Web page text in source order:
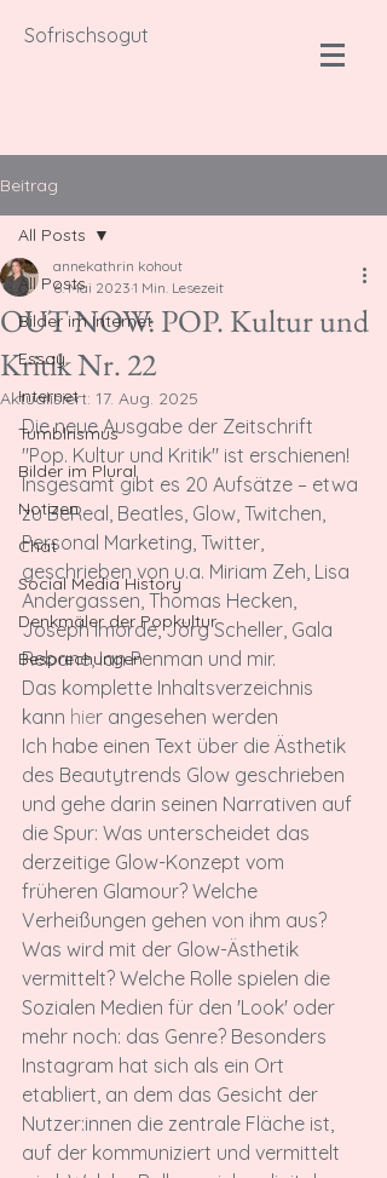
Sofrischsogut
Beitrag
All Posts
Bilder im Internet
Essay
Internet
Tumblrismus
Bilder im Plural
Notizen
Chat
Social Media History
Denkmäler der Popkultur
Besprechungen
All Posts
OUT NOW: POP. Kultur und
Kritik Nr. 22
annekathrin kohout
6. Mai 2023 1 Min. Lesezeit
Aktualisiert: 17. Aug. 2025
Die neue Ausgabe der Zeitschrift
"Pop. Kultur und Kritik" ist erschienen!
Insgesamt gibt es 20 Aufsätze – etwa
zu BeReal, Beatles, Glow, Twitchen,
Personal Marketing, Twitter,
geschrieben von u.a. Miriam Zeh, Lisa
Andergassen, Thomas Hecken,
Joseph Imorde, Jörg Scheller, Gala
Rebane, Ian Penman und mir.
Das komplette Inhaltsverzeichnis
kann hier angesehen werden
Ich habe einen Text über die Ästhetik
des Beautytrends Glow geschrieben
und gehe darin seinen Narrativen auf
die Spur: Was unterscheidet das
derzeitige Glow-Konzept vom
früheren Glamour? Welche
Verheißungen gehen von ihm aus?
Was wird mit der Glow-Ästhetik
vermittelt? Welche Rolle spielen die
Sozialen Medien für den 'Look' oder
mehr noch: das Genre? Besonders
Instagram hat sich als ein Ort
etabliert, an dem das Gesicht der
Nutzer:innen die zentrale Fläche ist,
auf der kommuniziert und vermittelt